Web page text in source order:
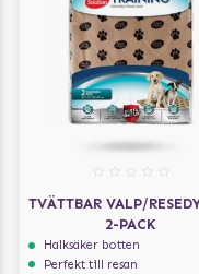
TVÄTTBAR VALP/
2-PACK
Halksäker botten
Perfekt till resan